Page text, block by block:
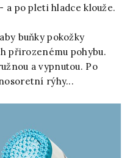
a po pleti hladce klouže.
buňky pokožky
přirozenému pohybu.
a vypnutou. Po
rýhy...